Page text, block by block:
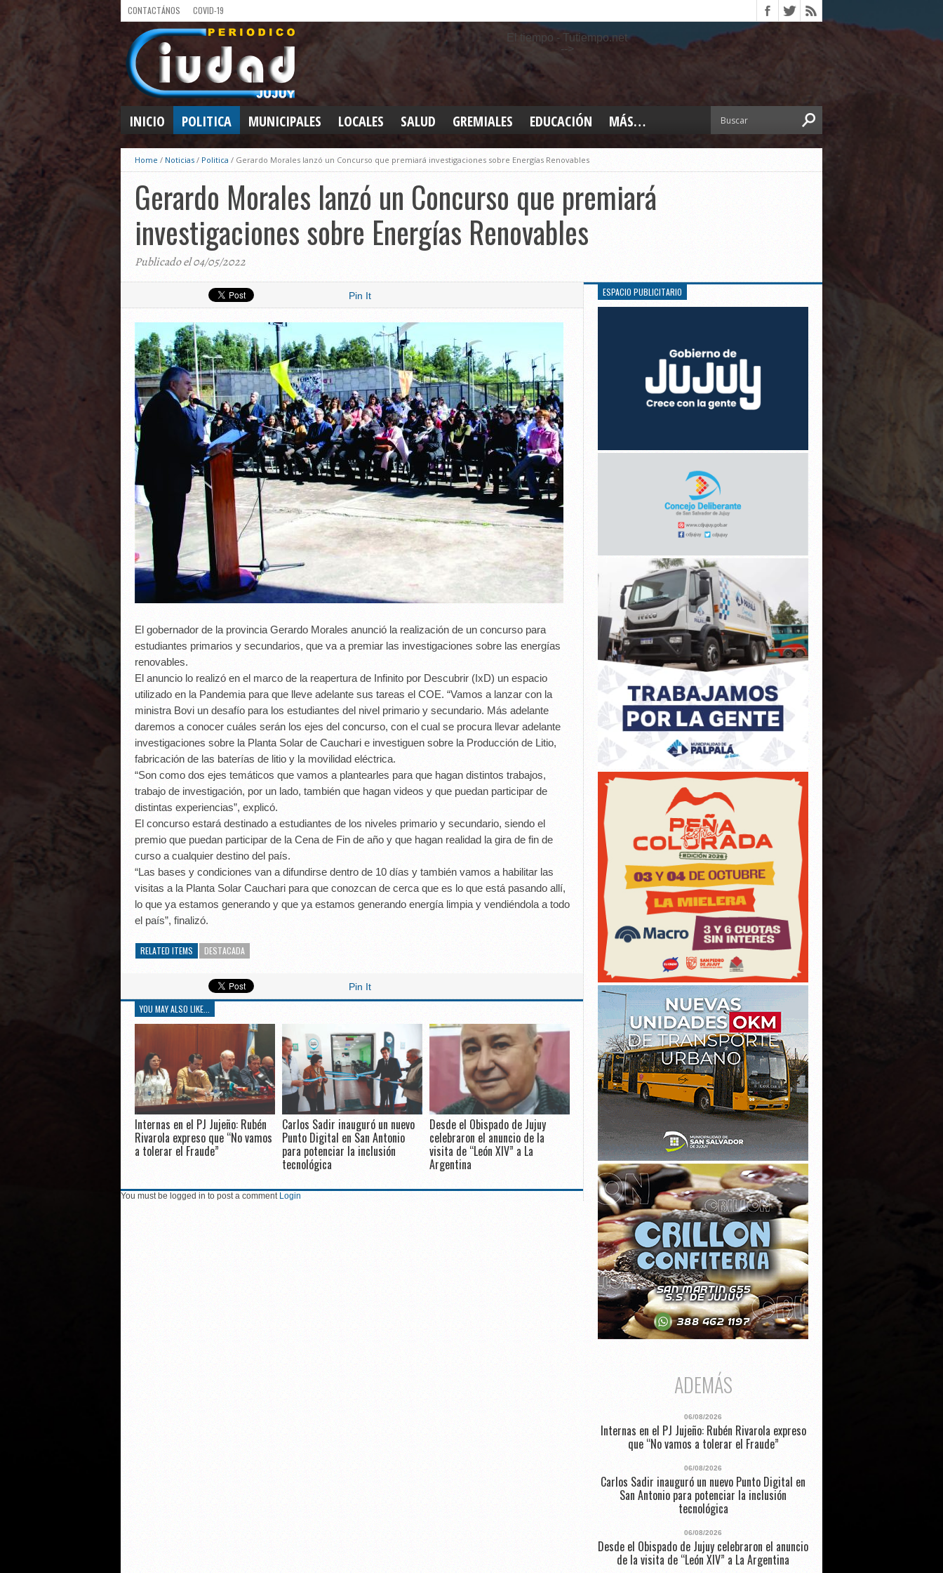
CONTACTÁNOS COVID-19
El tiempo - Tutiempo.net
-->
INICIO POLITICA MUNICIPALES LOCALES SALUD GREMIALES EDUCACIÓN MÁS…
INTERIOR
DEPORTES
ELECCIONES 2025
LEGISLATIVO
Home / Noticias / Politica / Gerardo Morales lanzó un Concurso que premiará investigaciones sobre Energías Renovables
Gerardo Morales lanzó un Concurso que premiará
investigaciones sobre Energías Renovables
Publicado el 04/05/2022
Pin It
El gobernador de la provincia Gerardo Morales anunció la realización de un concurso para
estudiantes primarios y secundarios, que va a premiar las investigaciones sobre las energías
renovables.
El anuncio lo realizó en el marco de la reapertura de Infinito por Descubrir (IxD) un espacio
utilizado en la Pandemia para que lleve adelante sus tareas el COE. “Vamos a lanzar con la
ministra Bovi un desafío para los estudiantes del nivel primario y secundario. Más adelante
daremos a conocer cuáles serán los ejes del concurso, con el cual se procura llevar adelante
investigaciones sobre la Planta Solar de Cauchari e investiguen sobre la Producción de Litio,
fabricación de las baterías de litio y la movilidad eléctrica.
“Son como dos ejes temáticos que vamos a plantearles para que hagan distintos trabajos,
trabajo de investigación, por un lado, también que hagan videos y que puedan participar de
distintas experiencias”, explicó.
El concurso estará destinado a estudiantes de los niveles primario y secundario, siendo el
premio que puedan participar de la Cena de Fin de año y que hagan realidad la gira de fin de
curso a cualquier destino del país.
“Las bases y condiciones van a difundirse dentro de 10 días y también vamos a habilitar las
visitas a la Planta Solar Cauchari para que conozcan de cerca que es lo que está pasando allí,
lo que ya estamos generando y que ya estamos generando energía limpia y vendiéndola a todo
el país”, finalizó.
RELATED ITEMS DESTACADA
Pin It
YOU MAY ALSO LIKE...
Internas en el PJ Jujeño: Rubén
Rivarola expreso que “No vamos
a tolerar el Fraude”
Carlos Sadir inauguró un nuevo
Punto Digital en San Antonio
para potenciar la inclusión
tecnológica
Desde el Obispado de Jujuy
celebraron el anuncio de la
visita de “León XIV” a La
Argentina
You must be logged in to post a comment Login
ESPACIO PUBLICITARIO
ADEMÁS
06/08/2026
Internas en el PJ Jujeño: Rubén Rivarola expreso
que “No vamos a tolerar el Fraude”
06/08/2026
Carlos Sadir inauguró un nuevo Punto Digital en
San Antonio para potenciar la inclusión
tecnológica
06/08/2026
Desde el Obispado de Jujuy celebraron el anuncio
de la visita de “León XIV” a La Argentina